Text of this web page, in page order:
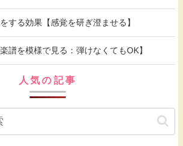
する効果【感覚を研ぎ澄ませる】
譜を模様で見る：弾けなくてもOK】
人気の記事